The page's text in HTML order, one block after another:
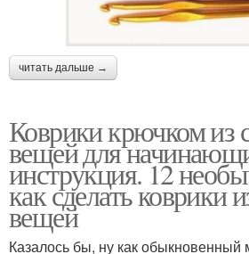
читать дальше →
Коврики крючком из
вещей для
инструкция. 12
как сделать коврики
вещей
Казалось бы, ну как обыкновенный